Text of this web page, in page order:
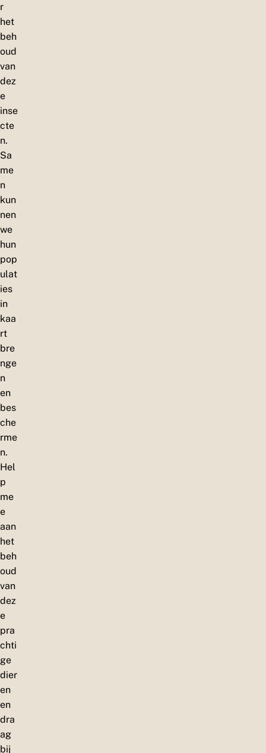
r
het
beh
oud
van
dez
e
inse
cte
n.
Sa
me
n
kun
nen
we
hun
pop
ulat
ies
in
kaa
rt
bre
nge
n
en
bes
che
rme
n.
Hel
p
me
e
aan
het
beh
oud
van
dez
e
pra
chti
ge
dier
en
en
dra
ag
bij